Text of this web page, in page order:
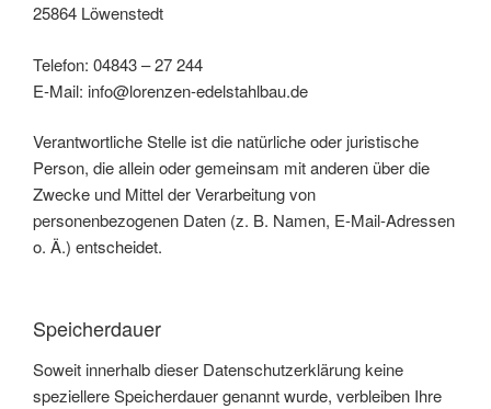
25864 Löwenstedt
Telefon: 04843 – 27 244
E-Mail: info@lorenzen-edelstahlbau.de
Verantwortliche Stelle ist die natürliche oder juristische
Person, die allein oder gemeinsam mit anderen über die
Zwecke und Mittel der Verarbeitung von
personenbezogenen Daten (z. B. Namen, E-Mail-Adressen
o. Ä.) entscheidet.
Speicherdauer
Soweit innerhalb dieser Datenschutzerklärung keine
speziellere Speicherdauer genannt wurde, verbleiben Ihre